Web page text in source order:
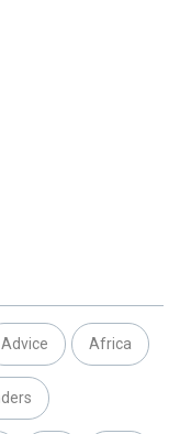
Advice Africa